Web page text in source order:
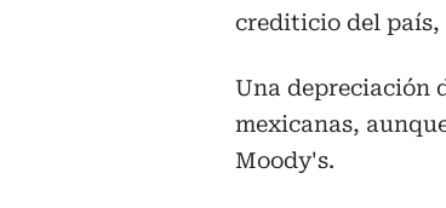
crediticio del país,
Una depreciación
mexicanas,
Moody's.